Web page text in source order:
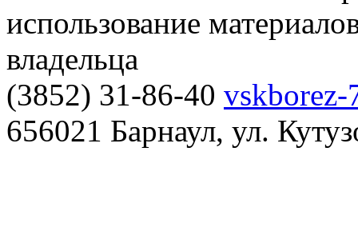
использование
владельца
(3852) 31-86-40
656021 Барнаул, ул.